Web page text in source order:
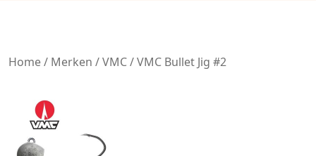
Home/ Merken /VMC/ VMC Bullet Jig #2